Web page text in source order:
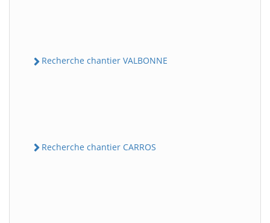
Recherche chantier VALBONNE
Recherche chantier CARROS